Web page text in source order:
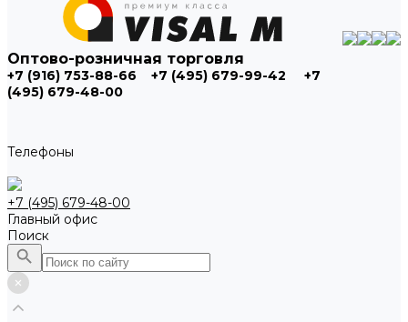
Оптово-розничная торговля
+7 (916) 753-88-66 +7 (495) 679-99-42
+7
(495) 679-48-00
Телефоны
+7 (495) 679-48-00
Главный офис
Поиск